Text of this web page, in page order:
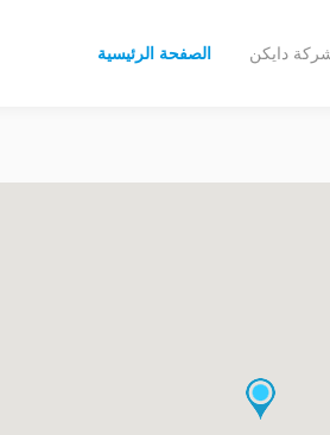
الصفحة الرئيسية دايكن